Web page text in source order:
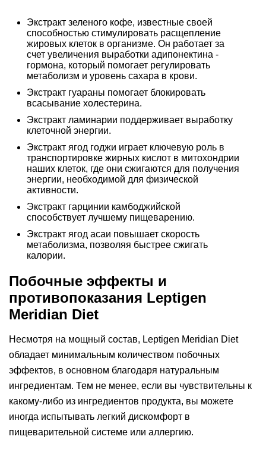
Экстракт зеленого кофе, известные своей
способностью стимулировать расщепление
жировых клеток в организме. Он работает за
счет увеличения выработки адипонектина -
гормона, который помогает регулировать
метаболизм и уровень сахара в крови.
Экстракт гуараны помогает блокировать
всасывание холестерина.
Экстракт ламинарии поддерживает выработку
клеточной энергии.
Экстракт ягод годжи играет ключевую роль в
транспортировке жирных кислот в митохондрии
наших клеток, где они сжигаются для получения
энергии, необходимой для физической
активности.
Экстракт гарцинии камбоджийской
способствует лучшему пищеварению.
Экстракт ягод асаи повышает скорость
метаболизма, позволяя быстрее сжигать
калории.
Побочные эффекты и
противопоказания Leptigen
Meridian Diеt
Несмотря на мощный состав, Leptigen Meridian Diеt
обладает минимальным количеством побочных
эффектов, в основном благодаря натуральным
ингредиентам. Тем не менее, если вы чувствительны к
какому-либо из ингредиентов продукта, вы можете
иногда испытывать легкий дискомфорт в
пищеварительной системе или аллергию.